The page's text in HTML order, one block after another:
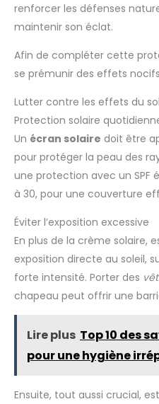
renforcer les défenses
maintenir son éclat.
Afin de compléter cette
se prémunir des effets
Lutter contre les effets du
Protection solaire
Un écran solaire doit être
pour protéger la peau des
une protection avec un SPF
à 30, pour une couverture
Éviter l’exposition excessive
En plus de la crème solaire,
exposition directe au soleil,
forte intensité. Porter des
chapeau peut offrir une
Lire plus Top 10 des
pour une hygiène
Ensuite, tout aussi crucial,